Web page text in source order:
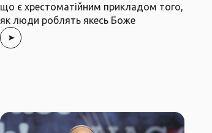
що є хрестоматійним прикладом того,
як люди роблять якесь Боже